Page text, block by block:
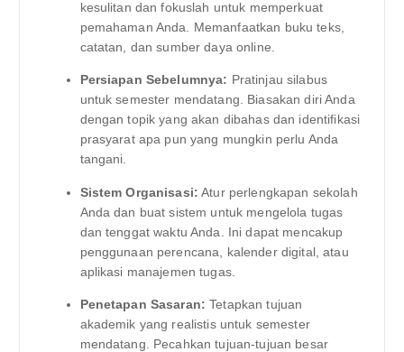
kesulitan dan fokuslah untuk memperkuat
pemahaman Anda. Memanfaatkan buku teks,
catatan, dan sumber daya online.
Persiapan Sebelumnya: Pratinjau silabus
untuk semester mendatang. Biasakan diri Anda
dengan topik yang akan dibahas dan identifikasi
prasyarat apa pun yang mungkin perlu Anda
tangani.
Sistem Organisasi: Atur perlengkapan sekolah
Anda dan buat sistem untuk mengelola tugas
dan tenggat waktu Anda. Ini dapat mencakup
penggunaan perencana, kalender digital, atau
aplikasi manajemen tugas.
Penetapan Sasaran: Tetapkan tujuan
akademik yang realistis untuk semester
mendatang. Pecahkan tujuan-tujuan besar